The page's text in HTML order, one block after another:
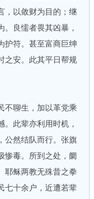
，以敛财为目的；继
。良懦者畏其凶暴，
护符。甚至富商巨绅
之安。此其平日帮规
聊生，加以革党乘
此辈亦利用时机，
公然结队而行。张旗
惨毒。所到之处，阛
耶稣两教无殊昔之拳
七十余户，近遭若辈